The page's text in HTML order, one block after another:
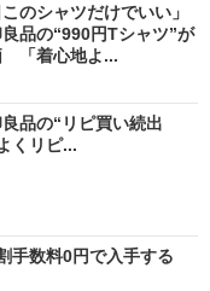
このシャツだけでいい」
品の“990円Tシャツ”が
「着心地よ...
品の“リピ買い続出
くリピ...
手数料0円で入手する